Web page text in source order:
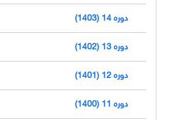
دوره 14 (1403)
دوره 13 (1402)
دوره 12 (1401)
دوره 11 (1400)